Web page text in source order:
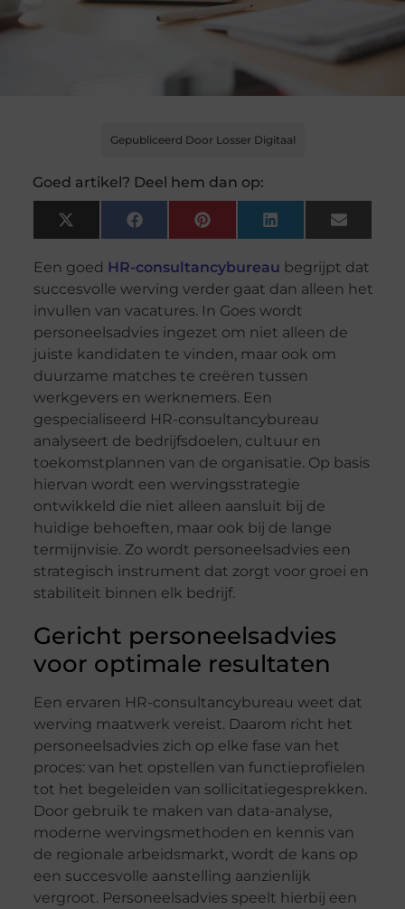
Gepubliceerd Door Losser Digitaal
Goed artikel? Deel hem dan op:
X
(Twitter)
FacebookPinterest LinkedIn Email
Een goed HR-consultancybureau begrijpt dat
succesvolle werving verder gaat dan alleen het
invullen van vacatures. In Goes wordt
personeelsadvies ingezet om niet alleen de
juiste kandidaten te vinden, maar ook om
duurzame matches te creëren tussen
werkgevers en werknemers. Een
gespecialiseerd HR-consultancybureau
analyseert de bedrijfsdoelen, cultuur en
toekomstplannen van de organisatie. Op basis
hiervan wordt een wervingsstrategie
ontwikkeld die niet alleen aansluit bij de
huidige behoeften, maar ook bij de lange
termijnvisie. Zo wordt personeelsadvies een
strategisch instrument dat zorgt voor groei en
stabiliteit binnen elk bedrijf.
Gericht personeelsadvies
voor optimale resultaten
Een ervaren HR-consultancybureau weet dat
werving maatwerk vereist. Daarom richt het
personeelsadvies zich op elke fase van het
proces: van het opstellen van functieprofielen
tot het begeleiden van sollicitatiegesprekken.
Door gebruik te maken van data-analyse,
moderne wervingsmethoden en kennis van
de regionale arbeidsmarkt, wordt de kans op
een succesvolle aanstelling aanzienlijk
vergroot. Personeelsadvies speelt hierbij een